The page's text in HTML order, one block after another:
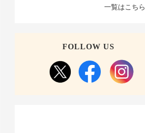
一覧はこちら
FOLLOW US